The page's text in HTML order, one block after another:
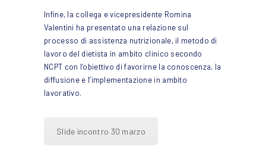
Infine, la collega e vicepresidente Romina
Valentini ha presentato una relazione sul
processo di assistenza nutrizionale, il metodo di
lavoro del dietista in ambito clinico secondo
NCPT con l’obiettivo di favorirne la conoscenza, la
diffusione e l’implementazione in ambito
lavorativo.
Slide incontro 30 marzo